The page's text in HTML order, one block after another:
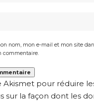
nom, mon e-mail et mon site
commentaire.
Akismet pour réduire
sur la façon dont les